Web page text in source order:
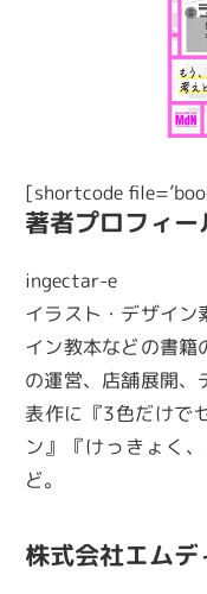
[shortcode
著者プロフィー
ingectar-e
イラスト・デザイン
イン教本などの書籍
の運営、店舗展開、
表作に『3色だけで
ン』『けっきょく
ど。
株式会社エム